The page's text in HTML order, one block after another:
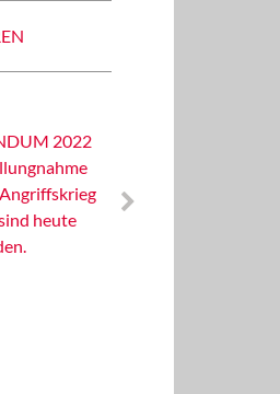
2022
heute